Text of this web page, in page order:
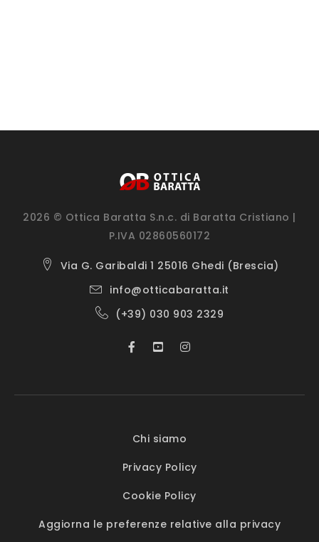
2026 © Ottica Baratta S.n.c. di Baratta Cristiano |
P.IVA 02860560172
Via G. Garibaldi 1 25016 Ghedi (Brescia)
info@otticabaratta.it
(+39) 030 903 2329
Chi siamo
Privacy Policy
Cookie Policy
Aggiorna le preferenze relative alla privacy